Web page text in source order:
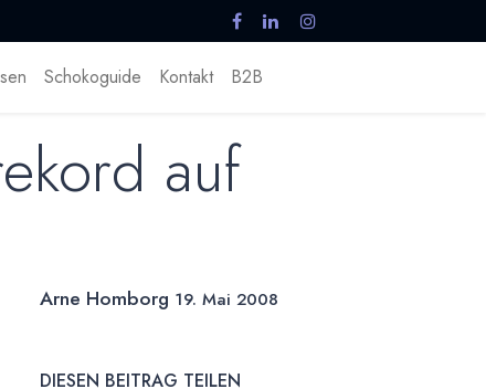
Schokoguide Kontakt B2B
auf
Arne Homborg 19. Mai 2008
DIESEN BEITRAG TEILEN